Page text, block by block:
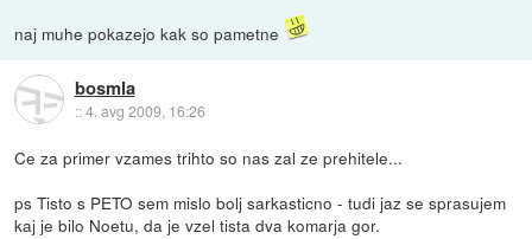
naj muhe pokazejo kak so pametne
bosmla
::4. avg 2009, 16:26
Ce za primer vzames trihto so nas zal ze prehitele...
ps Tisto s PETO sem mislo bolj sarkasticno - tudi jaz se sprasujem
kaj je bilo Noetu, da je vzel tista dva komarja gor.